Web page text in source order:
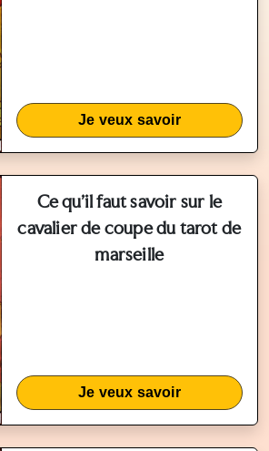
Je veux savoir
Ce qu'il faut savoir sur le
cavalier de coupe du tarot de
marseille
Je veux savoir